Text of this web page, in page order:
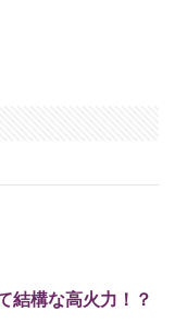
結構な高火力！？